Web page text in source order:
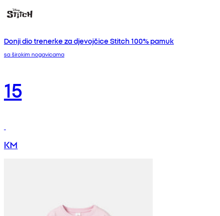
Donji dio trenerke za djevojčice Stitch 100% pamuk
sa širokim nogavicama
15
KM